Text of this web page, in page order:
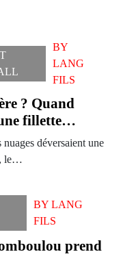
BY
LANG
FILS
? Quand
fillette…
déversaient une
le…
BYLANG
FILS
prend